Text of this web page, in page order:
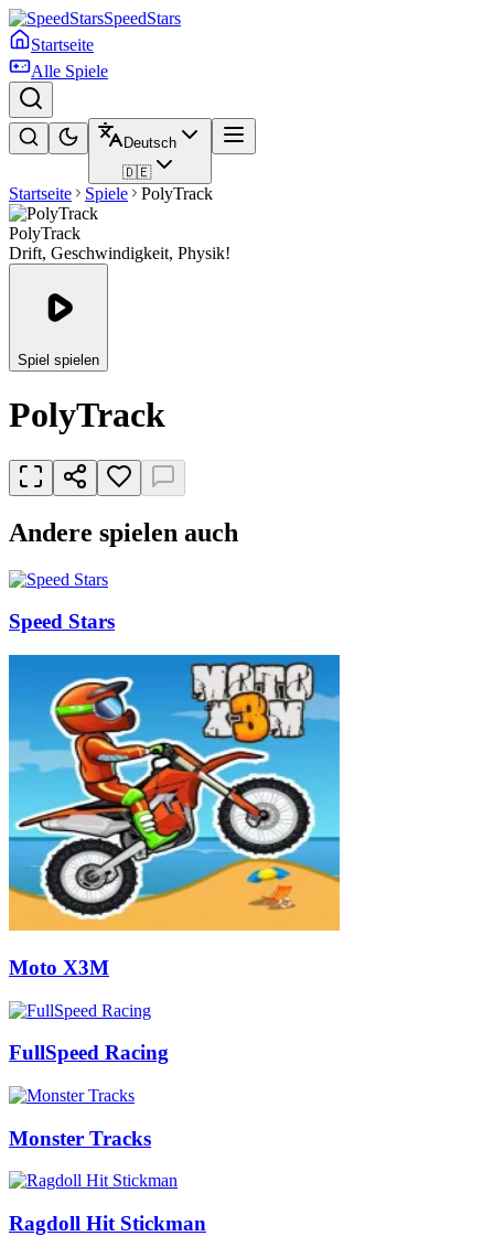
SpeedStars
Startseite
Alle Spiele
Deutsch
🇩🇪
Startseite Spiele PolyTrack
PolyTrack
Drift, Geschwindigkeit, Physik!
Spiel spielen
PolyTrack
Andere spielen auch
Speed Stars
Moto X3M
FullSpeed Racing
Monster Tracks
Ragdoll Hit Stickman